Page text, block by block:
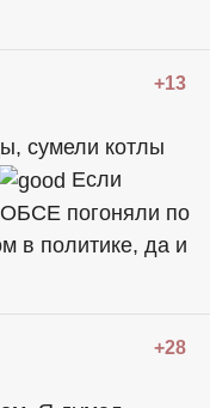
+13
сумели котлы
Если
погоняли по
в политике, да и
+28